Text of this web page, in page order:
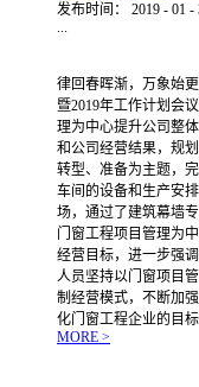
发布时间：
2019 - 01 -
...
律回春晖渐，万象始
暨2019年工作计划会
理为中心提升公司整
和公司经营结果，规
转型、准备为主题，
车间的设备和生产安
场，通过了建筑幕墙
门窗工程项目管理为
经营目标，进一步强
人员坚持以门窗项目
制经营模式，不断加
化门窗工程企业的目标
MORE >